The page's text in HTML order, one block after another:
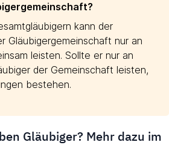
kann der
Gläubigergemeinschaft nur an
leisten. Sollte er nur an
der Gemeinschaft leisten,
bestehen.
Gläubiger? Mehr dazu im